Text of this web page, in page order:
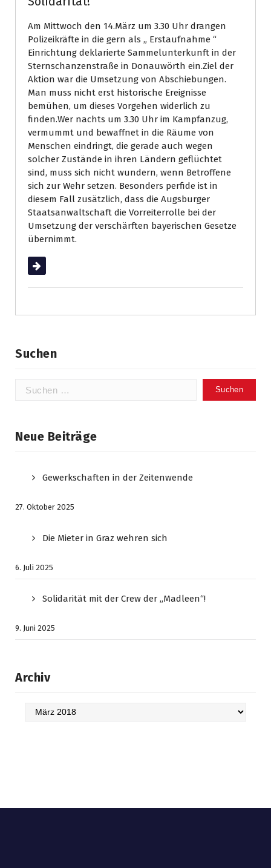
Am Mittwoch den 14.März um 3.30 Uhr drangen
Polizeikräfte in die gern als „ Erstaufnahme “
Einrichtung deklarierte Sammelunterkunft in der
Sternschanzenstraße in Donauwörth ein.Ziel der
Aktion war die Umsetzung von Abschiebungen.
Man muss nicht erst historische Ereignisse
bemühen, um dieses Vorgehen widerlich zu
finden.Wer nachts um 3.30 Uhr im Kampfanzug,
vermummt und bewaffnet in die Räume von
Menschen eindringt, die gerade auch wegen
solcher Zustände in ihren Ländern geflüchtet
sind, muss sich nicht wundern, wenn Betroffene
sich zur Wehr setzen. Besonders perfide ist in
diesem Fall zusätzlich, dass die Augsburger
Staatsanwaltschaft die Vorreiterrolle bei der
Umsetzung der verschärften bayerischen Gesetze
übernimmt.
Weiterlesen
Suchen
Suchen
Neue Beiträge
Gewerkschaften in der Zeitenwende
27. Oktober 2025
Die Mieter in Graz wehren sich
6. Juli 2025
Solidarität mit der Crew der „Madleen“!
9. Juni 2025
Archiv
Archiv